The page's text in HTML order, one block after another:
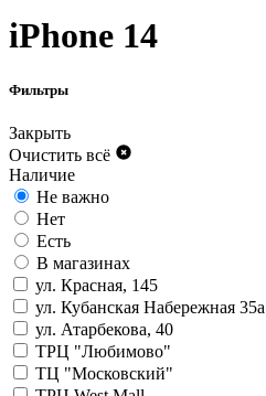
iPhone 14
Фильтры
Закрыть
Очистить всё
Наличие
Не важно
Нет
Есть
В магазинах
ул. Красная, 145
ул. Кубанская Набережная 35а
ул. Атарбекова, 40
ТРЦ "Любимово"
ТЦ "Московский"